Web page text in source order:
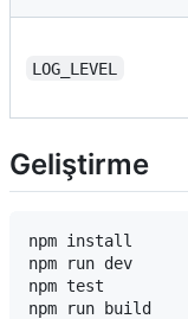
LOG_LEVEL
Geliştirme
npm install
npm run dev
npm test
npm run build